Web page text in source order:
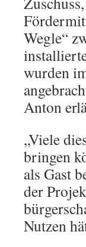
Wegle“
wurden
Anton
„Viele
bringen
als Gast
der
Nutzen